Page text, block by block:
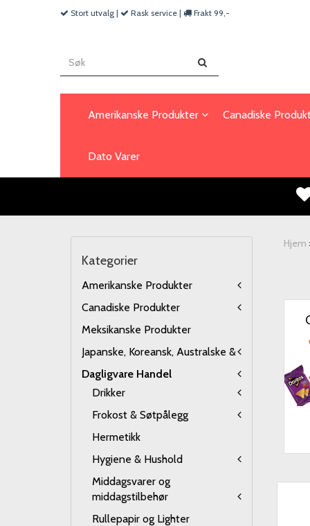
Stort utvalg | Rask service | Frakt 99,-
Amerikanske Produkter Canadiske
Dato Varer
Kategorier
Amerikanske Produkter
Canadiske Produkter
Meksikanske Produkter
Japanske, Koreansk, Australske &
Dagligvare Handel
Drikker
Frokost & Søtpålegg
Hermetikk
Hygiene & Hushold
Middagsvarer og
middagstilbehør
Rullepapir og Lighter
Hjem